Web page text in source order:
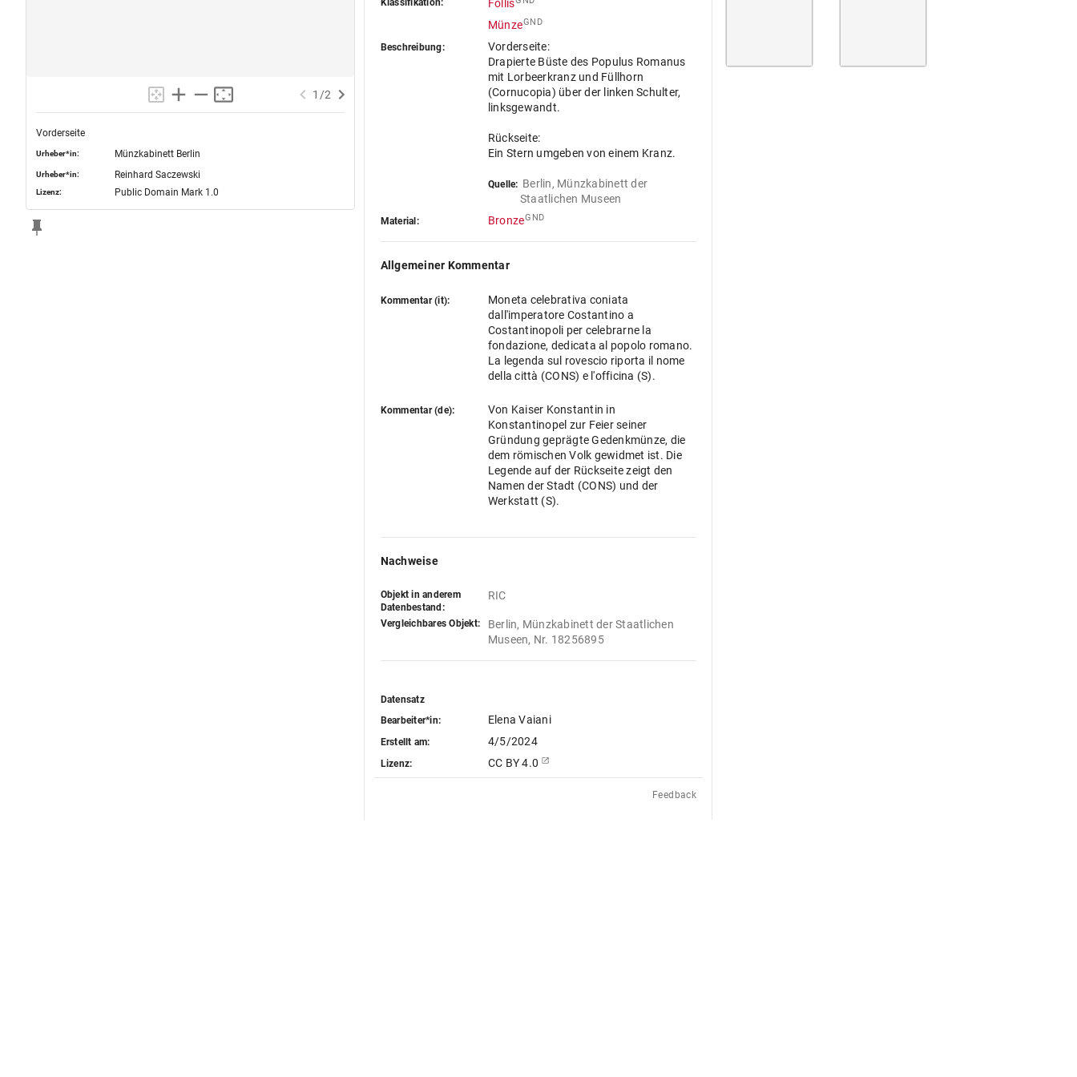
1 /2
Vorderseite
Urheber*in: Münzkabinett Berlin
Urheber*in: Reinhard Saczewski
Lizenz: Public Domain Mark 1.0
Klassifikation: Follis
MünzeGND
Beschreibung:
Vorderseite:
Drapierte Büste des Populus Romanus
mit Lorbeerkranz und Füllhorn
(Cornucopia) über der linken Schulter,
linksgewandt.
Rückseite:
Ein Stern umgeben von einem Kranz.
Quelle: Berlin, Münzkabinett der
Staatlichen Museen
Material: BronzeGND
Allgemeiner Kommentar
Kommentar (it):
Moneta celebrativa coniata
dall'imperatore Costantino a
Costantinopoli per celebrarne la
fondazione, dedicata al popolo romano.
La legenda sul rovescio riporta il nome
della città (CONS) e l'officina (S).
Kommentar (de):
Von Kaiser Konstantin in
Konstantinopel zur Feier seiner
Gründung geprägte Gedenkmünze, die
dem römischen Volk gewidmet ist. Die
Legende auf der Rückseite zeigt den
Namen der Stadt (CONS) und der
Werkstatt (S).
Nachweise
Objekt in anderem
Datenbestand:
RIC
Vergleichbares Objekt:
Berlin, Münzkabinett der Staatlichen
Museen, Nr. 18256895
Datensatz
Bearbeiter*in:
Elena Vaiani
Erstellt am: 4/5/2024
Lizenz: CC BY 4.0
Feedback